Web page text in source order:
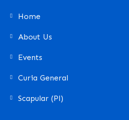
Home
About Us
Events
Curia General
Scapular (Pl)